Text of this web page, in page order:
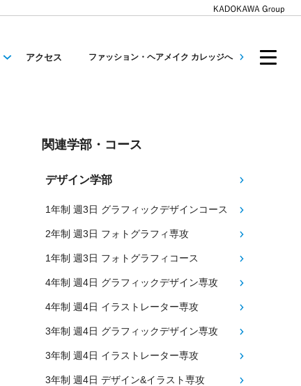
アクセス ファッション・ヘアメイク カレッジへ
関連学部・コース
デザイン学部
1年制 週3日 グラフィックデザインコース
2年制 週3日 フォトグラフィ専攻
1年制 週3日 フォトグラフィコース
4年制 週4日 グラフィックデザイン専攻
4年制 週4日 イラストレーター専攻
3年制 週4日 グラフィックデザイン専攻
3年制 週4日 イラストレーター専攻
3年制 週4日 デザイン&イラスト専攻